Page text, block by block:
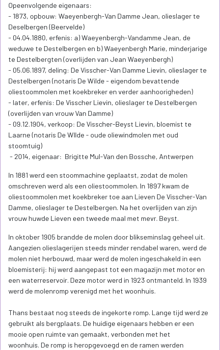
Opeenvolgende eigenaars:
- 1873, opbouw: Waeyenbergh-Van Damme Jean, olieslager te
Deselbergen (Beervelde)
- 04.04.1880, erfenis: a) Waeyenbergh-Vandamme Jean, de
weduwe te Destelbergen en b) Waeyenbergh Marie, minderjarige
te Destelbergten (overlijden van Jean Waeyenbergh)
- 05.06.1897, deling: De Visscher-Van Damme Lievin, olieslager te
Destelbergen (notaris De Wilde - eigendom bevattende
oliestoommolen met koekbreker en verder aanhoorigheden)
- later, erfenis: De Visscher Lievin, olieslager te Destelbergen
(overlijden van vrouw Van Damme)
- 09.12.1904, verkoop: De Visscher-Beyst Lievin, bloemist te
Laarne (notaris De WIlde - oude oliewindmolen met oud
stoomtuig)
- 2014, eigenaar: Brigitte Mul-Van den Bossche, Antwerpen
In 1881 werd een stoommachine geplaatst, zodat de molen
omschreven werd als een oliestoommolen. In 1897 kwam de
oliestoommolen met koekbreker toe aan Lieven De Visscher-Van
Damme, olieslager te Destelbergen. Na het overlijden van zijn
vrouw huwde Lieven een tweede maal met mevr. Beyst.
In oktober 1905 brandde de molen door blikseminslag geheel uit.
Aangezien olieslagerijen steeds minder rendabel waren, werd de
molen niet herbouwd, maar werd de molen ingeschakeld in een
bloemisterij: hij werd aangepast tot een magazijn met motor en
een waterreservoir. Deze motor werd in 1923 ontmanteld. In 1939
werd de molenromp verenigd met het woonhuis.
Thans bestaat nog steeds de ingekorte romp. Lange tijd werd ze
gebruikt als bergplaats. De huidige eigenaars hebben er een
mooie open ruimte van gemaakt, verbonden met het
woonhuis. De romp is heropgevoegd en de ramen werden